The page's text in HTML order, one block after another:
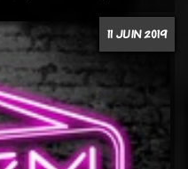
11 JUIN 2019